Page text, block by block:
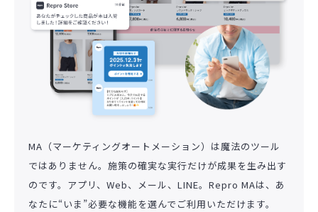
MA（マーケティングオートメーション）は魔法のツール
ではありません。施策の確実な実行だけが成果を生み出す
のです。アプリ、Web、メール、LINE。Repro MAは、あ
なたに“いま”必要な機能を選んでご利用いただけます。